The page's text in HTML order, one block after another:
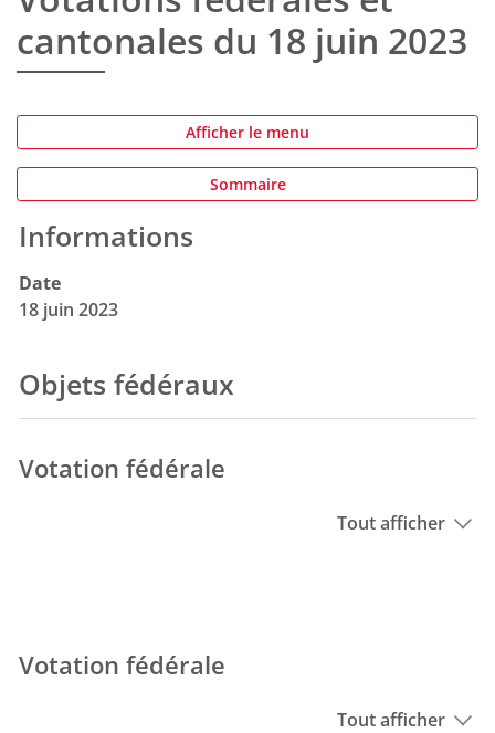
cantonales du 18 juin 2023
Afficher le menu
Sommaire
Informations
Date
18 juin 2023
Objets fédéraux
Votation fédérale
Tout afficher
Votation fédérale
Tout afficher